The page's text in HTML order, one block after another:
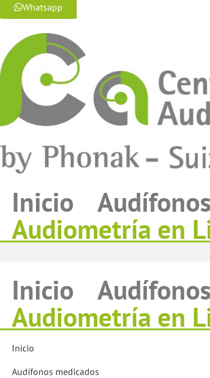
Whatsapp
Inicio
Audiometría en
Inicio
Audiometría en
Inicio
Audífonos medicados